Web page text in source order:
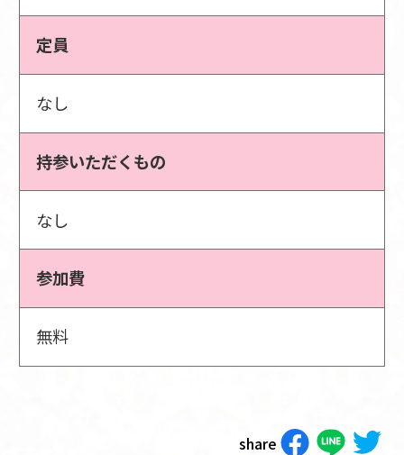
定員
なし
持参いただくもの
なし
参加費
無料
share